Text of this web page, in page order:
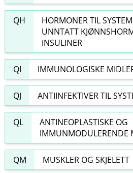
QH
HORMONER TIL
UNNTATT
INSULINER
QI IMMUNOLOGISKE
QJ ANTIINFEKTIVER TIL
QL
ANTINEOPLASTISKE OG
IMMUNMODULERENDE
QM MUSKLER OG SKJELETT